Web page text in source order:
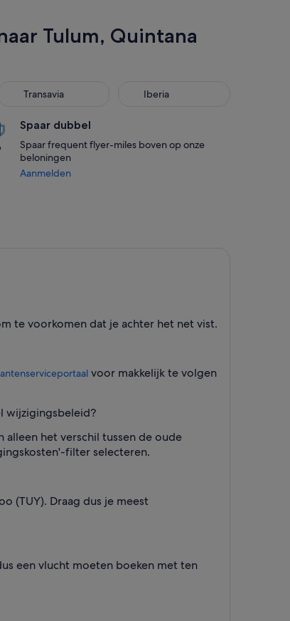
Tulum, Quintana
Transavia
Transavia Iberia
Iberia
Spaar dubbel
Spaar frequent flyer-miles boven op onze
beloningen
Aanmelden
te voorkomen dat je achter het net vist.
voor makkelijk te volgen
wijzigingsbeleid?
het verschil tussen de oude
filter selecteren.
(TUY). Draag dus je meest
een vlucht moeten boeken met ten